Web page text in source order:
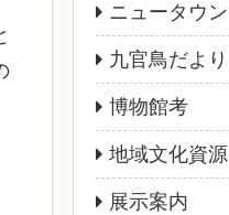
ニュータウン
九官鳥だより
博物館考
地域文化資源
展示案内